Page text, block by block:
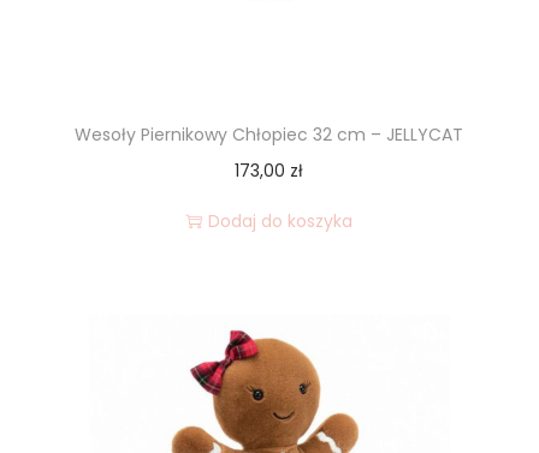
Wesoły Piernikowy Chłopiec 32 cm – JELLYCAT
173,00 zł
Dodaj do koszyka